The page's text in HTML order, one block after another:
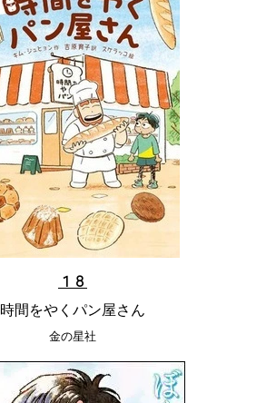
１８
時間をやくパン屋さん
金の星社